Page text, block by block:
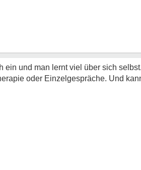
ein und man lernt viel über sich
oder Einzelgespräche. Und